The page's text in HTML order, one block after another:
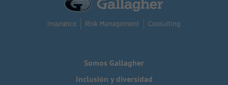
Somos Gallagher
Inclusión y diversidad